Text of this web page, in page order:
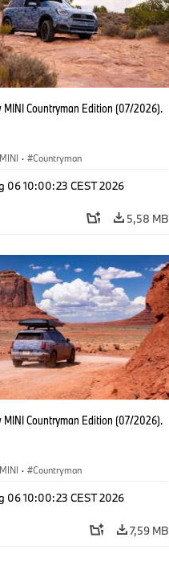
MINI Countryman Edition (07/2026).
MINI · Countryman
06 10:00:23 CEST 2026
5,58 MB
MINI Countryman Edition (07/2026).
MINI · Countryman
06 10:00:23 CEST 2026
7,59 MB